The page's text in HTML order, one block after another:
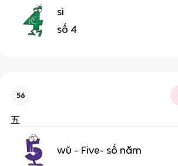
sì
số 4
56
五
wǔ - Five- số năm